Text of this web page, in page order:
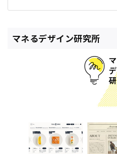
マネるデザイン研究所